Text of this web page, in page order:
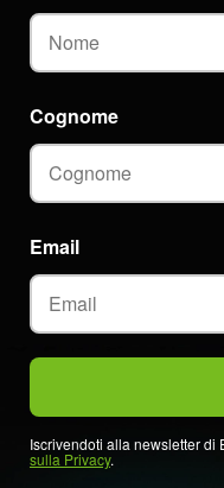
Email
Cognome
Iscrivendoti alla newsletter di
sulla Privacy.